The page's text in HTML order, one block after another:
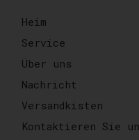
Heim
Service
Über uns
Nachricht
Versandkisten
Kontaktieren Sie